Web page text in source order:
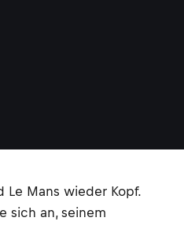
Le Mans wieder Kopf.
sich an, seinem